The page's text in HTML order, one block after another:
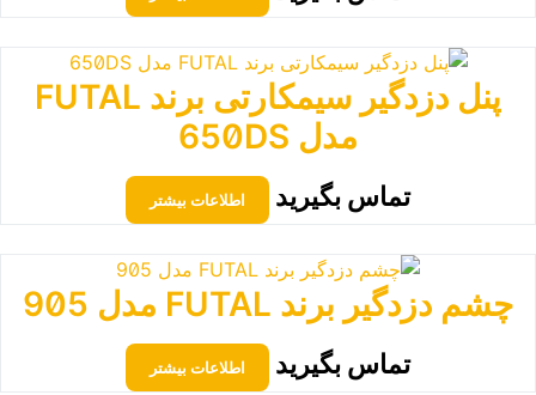
پنل دزدگیر سیمکارتی برند FUTAL
مدل 650DS
تماس بگیرید اطلاعات بیشتر
چشم دزدگیر برند FUTAL مدل 905
تماس بگیرید اطلاعات بیشتر